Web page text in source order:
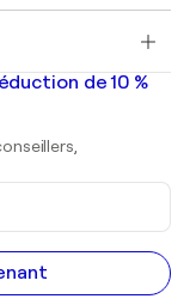
de 10 %